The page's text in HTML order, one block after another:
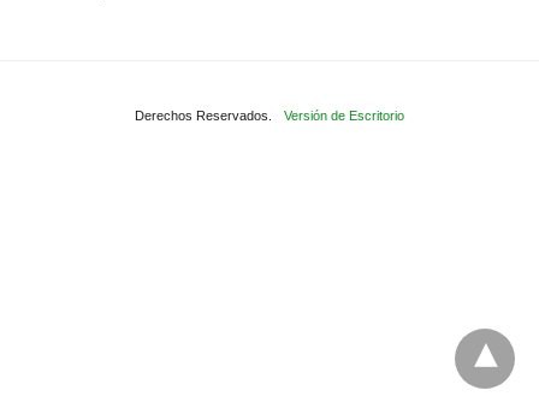
Derechos Reservados. Versión de Escritorio